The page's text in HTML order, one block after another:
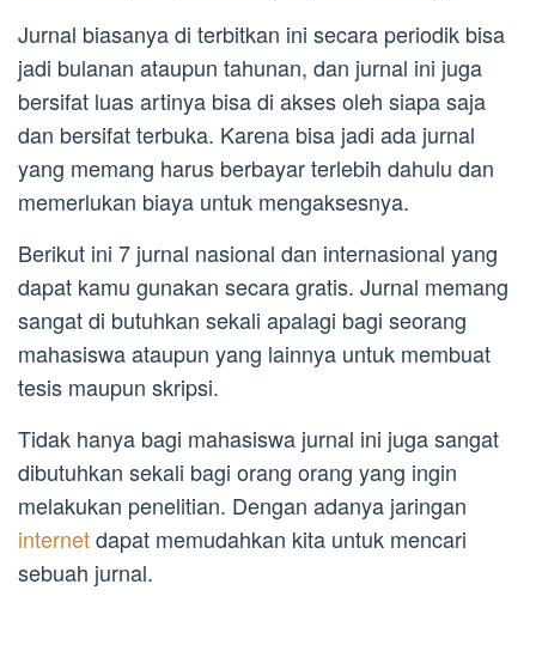
Jurnal biasanya di terbitkan ini secara periodik bisa
jadi bulanan ataupun tahunan, dan jurnal ini juga
bersifat luas artinya bisa di akses oleh siapa saja
dan bersifat terbuka. Karena bisa jadi ada jurnal
yang memang harus berbayar terlebih dahulu dan
memerlukan biaya untuk mengaksesnya.
Berikut ini 7 jurnal nasional dan internasional yang
dapat kamu gunakan secara gratis. Jurnal memang
sangat di butuhkan sekali apalagi bagi seorang
mahasiswa ataupun yang lainnya untuk membuat
tesis maupun skripsi.
Tidak hanya bagi mahasiswa jurnal ini juga sangat
dibutuhkan sekali bagi orang orang yang ingin
melakukan penelitian. Dengan adanya jaringan
internetdapat memudahkan kita untuk mencari
sebuah jurnal.